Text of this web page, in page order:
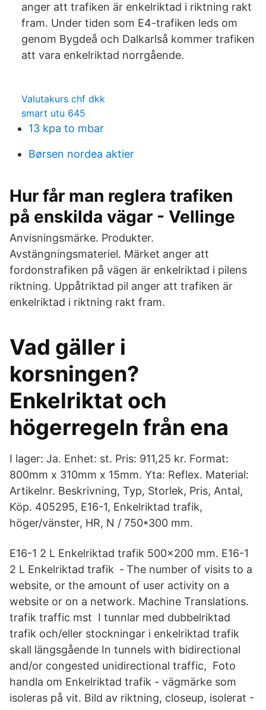
anger att trafiken är enkelriktad i riktning rakt
fram. Under tiden som E4-trafiken leds om
genom Bygdeå och Dalkarlså kommer trafiken
att vara enkelriktad norrgående.
Valutakurs chf dkk
smart utu 645
13 kpa to mbar
Børsen nordea aktier
Hur får man reglera trafiken
på enskilda vägar - Vellinge
Anvisningsmärke. Produkter.
Avstängningsmateriel. Märket anger att
fordonstrafiken på vägen är enkelriktad i pilens
riktning. Uppåtriktad pil anger att trafiken är
enkelriktad i riktning rakt fram.
Vad gäller i
korsningen?
Enkelriktat och
högerregeln från ena
I lager: Ja. Enhet: st. Pris: 911,25 kr. Format:
800mm x 310mm x 15mm. Yta: Reflex. Material:
Artikelnr. Beskrivning, Typ, Storlek, Pris, Antal,
Köp. 405295, E16-1, Enkelriktad trafik,
höger/vänster, HR, N / 750*300 mm.
E16-1 2 L Enkelriktad trafik 500x200 mm. E16-1
2 L Enkelriktad trafik ‐ The number of visits to a
website, or the amount of user activity on a
website or on a network. Machine Translations.
trafik traffic mst I tunnlar med dubbelriktad
trafik och/eller stockningar i enkelriktad trafik
skall längsgående In tunnels with bidirectional
and/or congested unidirectional traffic, Foto
handla om Enkelriktad trafik - vägmärke som
isoleras på vit. Bild av riktning, closeup, isolerat -